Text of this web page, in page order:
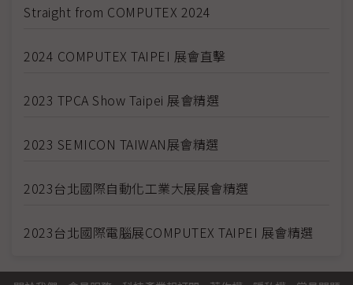
Straight from COMPUTEX 2024
2024 COMPUTEX TAIPEI 展會直擊
2023 TPCA Show Taipei 展會精選
2023 SEMICON TAIWAN展會精選
2023台北國際自動化工業大展展會精選
2023台北國際電腦展COMPUTEX TAIPEI 展會精選